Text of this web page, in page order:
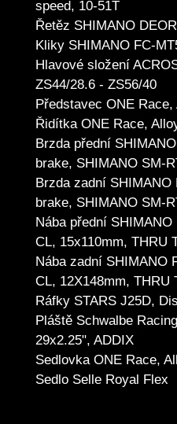
speed, 10-51T
Řetěz SHIMANO
Kliky SHIMANO FC-
Hlavové složení
ZS44/28.6 - ZS56/40
Představec ONE Race,
Řidítka ONE Race,
Brzda přední
brake, SHIMANO SM-
Brzda zadní
brake, SHIMANO SM-
Nába přední
CL, 15x110mm, THRU
Nába zadní SHIMANO
CL, 12X148mm, THRU
Ráfky STARS J25D,
Pláště Schwalbe
29x2.25", ADDIX
Sedlovka ONE Race,
Sedlo Selle Royal Flex